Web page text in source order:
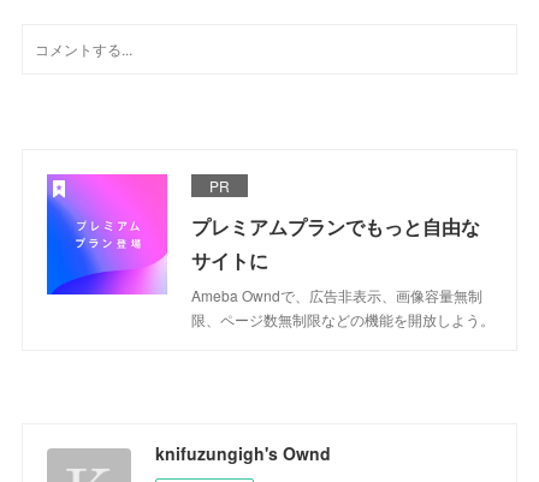
PR
プレミアムプランでもっと自由な
サイトに
Ameba Owndで、広告非表示、画像容量無制
限、ページ数無制限などの機能を開放しよう。
knifuzungigh's Ownd